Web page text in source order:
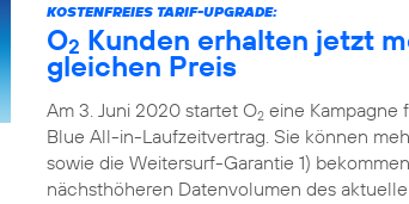
KOSTENFREIES TARIF-UPGRADE:
O2 Kunden erhalten jetzt
gleichen Preis
Am 3. Juni 2020 startet O2 eine Kampagne
Blue All-in-Laufzeitvertrag. Sie können
sowie die Weitersurf-Garantie 1)
nächsthöheren Datenvolumen des